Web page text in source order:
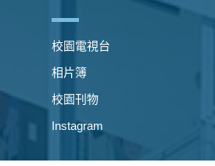
校園電視台
相片簿
校園刊物
Instagram